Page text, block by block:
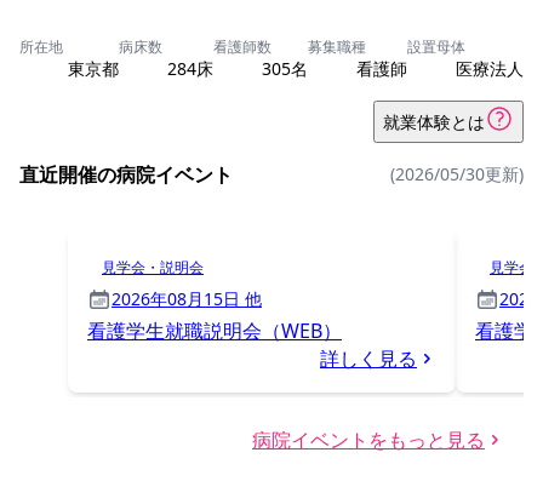
所在地
東京都
病床数
284床
看護師数
305名
募集職種
看護師
設置母体
医療法人
就業体験とは
直近開催の病院イベント (2026/05/30更新)
見学会・説明会
2026年08月15日 他
看護学生就職説明会（WEB）
詳しく見る
見学会
2026
看護学
病院イベントをもっと見る